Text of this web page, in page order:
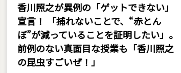
香川照之が異例の「ゲットできない」
宣言！ 「捕れないことで、“赤とん
ぼ”が減っていることを証明したい」。
前例のない真面目な授業も「香川照之
の昆虫すごいぜ！」